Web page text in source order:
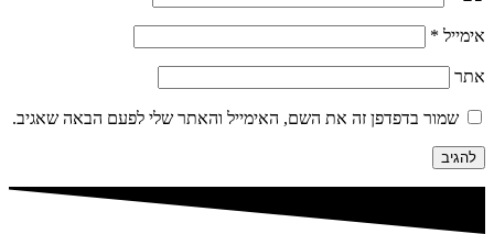
אימייל *
אתר
שמור בדפדפן זה את השם, האימייל והאתר שלי לפעם הבאה שאגיב.